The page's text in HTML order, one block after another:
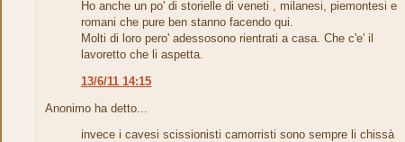
Ho anche un po' di storielle di veneti , milanesi, piemontesi e
romani che pure ben stanno facendo qui.
Molti di loro pero' adessosono rientrati a casa. Che c'e' il
lavoretto che li aspetta.
13/6/11 14:15
Anonimo ha detto...
invece i cavesi scissionisti camorristi sono sempre li chissà